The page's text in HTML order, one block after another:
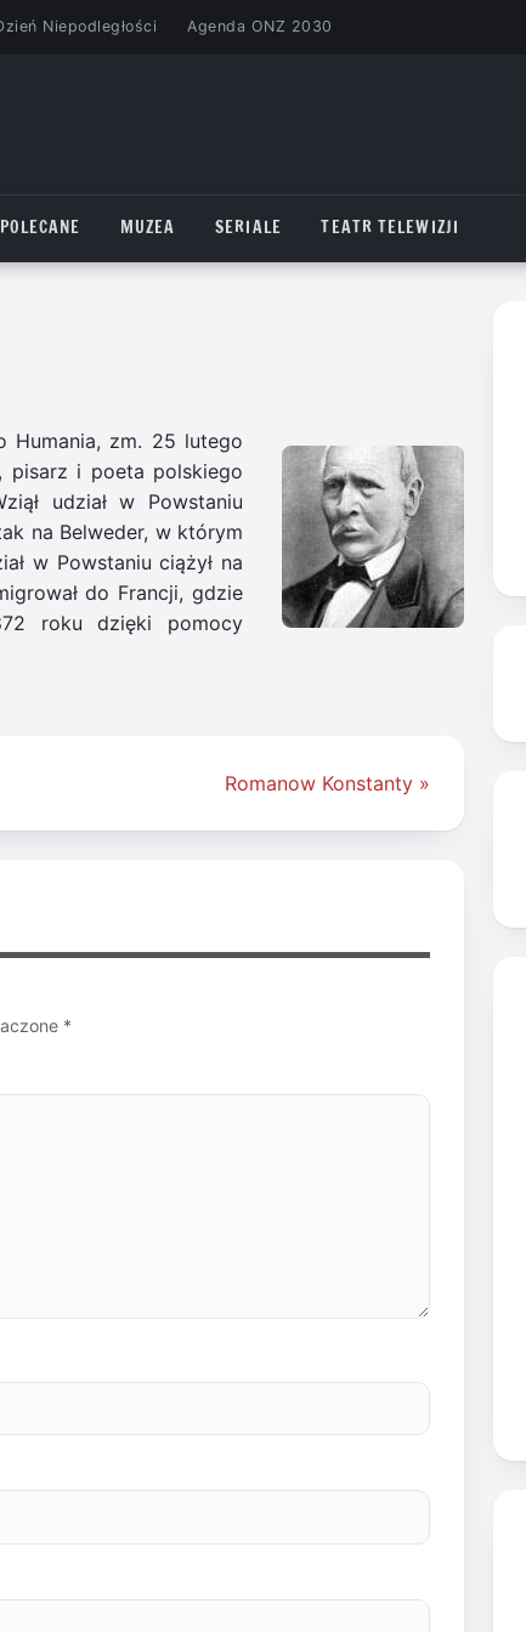
Niepodległości Agenda ONZ 2030
MUZEA SERIALE TEATR TELEWIZJI
Humania, zm. 25 lutego
pisarz i poeta polskiego
udział w Powstaniu
na Belweder, w którym
w Powstaniu ciążył na
do Francji, gdzie
roku dzięki pomocy
Romanow Konstanty »
*